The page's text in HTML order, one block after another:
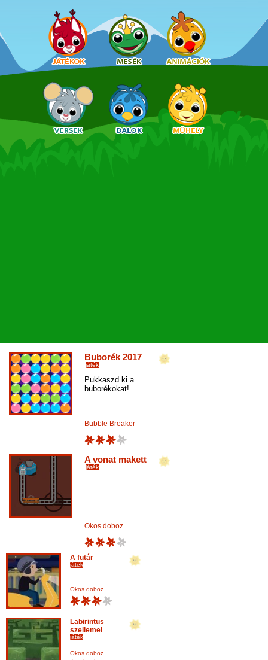
Buborék 2017
játék
Pukkaszd ki a
buborékokat!
Bubble Breaker
A vonat makett
játék
Okos doboz
A futár
játék
Okos doboz
Labirintus
szellemei
játék
Okos doboz